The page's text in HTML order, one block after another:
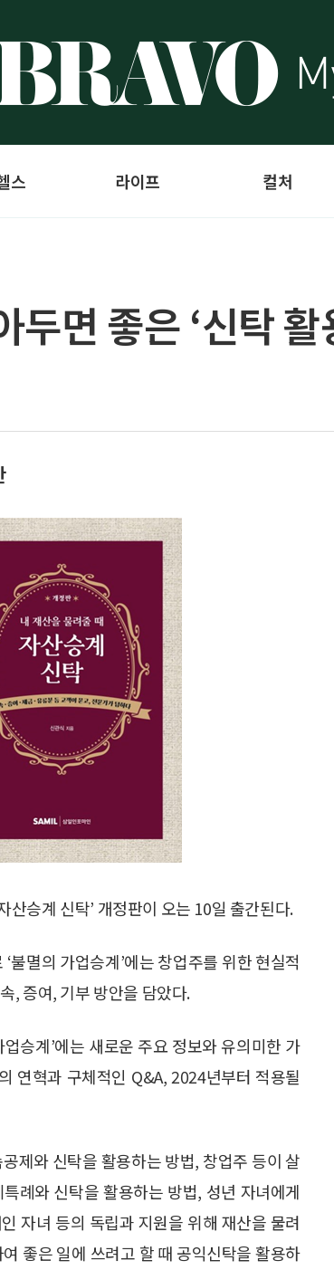
스 라이프 컬처
면 좋은 ‘신탁 활
산승계 신탁’ 개정판이 오는 10일 출간된다.
멸의 가업승계’에는 창업주를 위한 현실적
, 증여, 기부 방안을 담았다.
승계’에는 새로운 주요 정보와 유의미한 가
연혁과 구체적인 Q&A, 2024년부터 적용될
제와 신탁을 활용하는 방법, 창업주 등이 살
례와 신탁을 활용하는 방법, 성년 자녀에게
자녀 등의 독립과 지원을 위해 재산을 물려
좋은 일에 쓰려고 할 때 공익신탁을 활용하